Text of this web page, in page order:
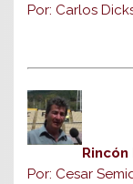
Por: Carlos
Por: Cesar